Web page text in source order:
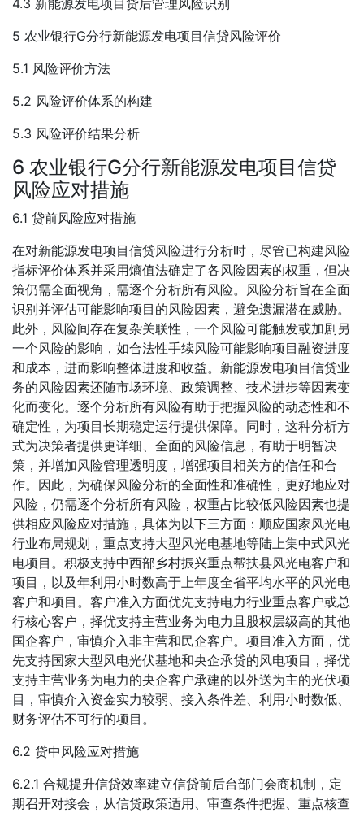
5 农业银行G分行新能源发电项目信贷风险评价
5.1 风险评价方法
5.2 风险评价体系的构建
5.3 风险评价结果分析
6 农业银行G分行新能源发电项目信贷
风险应对措施
6.1 贷前风险应对措施
在对新能源发电项目信贷风险进行分析时，尽管已构建风险
指标评价体系并采用熵值法确定了各风险因素的权重，但决
策仍需全面视角，需逐个分析所有风险。风险分析旨在全面
识别并评估可能影响项目的风险因素，避免遗漏潜在威胁。
此外，风险间存在复杂关联性，一个风险可能触发或加剧另
一个风险的影响，如合法性手续风险可能影响项目融资进度
和成本，进而影响整体进度和收益。新能源发电项目信贷业
务的风险因素还随市场环境、政策调整、技术进步等因素变
化而变化。逐个分析所有风险有助于把握风险的动态性和不
确定性，为项目长期稳定运行提供保障。同时，这种分析方
式为决策者提供更详细、全面的风险信息，有助于明智决
策，并增加风险管理透明度，增强项目相关方的信任和合
作。因此，为确保风险分析的全面性和准确性，更好地应对
风险，仍需逐个分析所有风险，权重占比较低风险因素也提
供相应风险应对措施，具体为以下三方面：顺应国家风光电
行业布局规划，重点支持大型风光电基地等陆上集中式风光
电项目。积极支持中西部乡村振兴重点帮扶县风光电客户和
项目，以及年利用小时数高于上年度全省平均水平的风光电
客户和项目。客户准入方面优先支持电力行业重点客户或总
行核心客户，择优支持主营业务为电力且股权层级高的其他
国企客户，审慎介入非主营和民企客户。项目准入方面，优
先支持国家大型风电光伏基地和央企承贷的风电项目，择优
支持主营业务为电力的央企客户承建的以外送为主的光伏项
目，审慎介入资金实力较弱、接入条件差、利用小时数低、
财务评估不可行的项目。
6.2 贷中风险应对措施
6.2.1 合规提升信贷效率建立信贷前后台部门会商机制，定
期召开对接会，从信贷政策适用、审查条件把握、重点核查